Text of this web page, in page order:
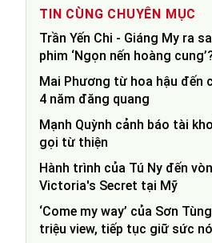
TIN CÙNG CHUYÊN MỤC
Trần Yến Chi - Giáng My ra
phim ‘Ngọn nến hoàng
Mai Phương từ hoa hậu đến
4 năm đăng quang
Mạnh Quỳnh cảnh báo tài
gọi từ thiện
Hành trình của Tú Ny đến
Victoria's Secret tại Mỹ
‘Come my way’ của Sơn
triệu view, tiếp tục giữ sức